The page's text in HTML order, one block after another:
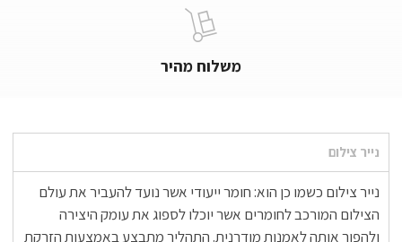
משלוח מהיר
נייר צילום
נייר צילום כשמו כן הוא: חומר ייעודי אשר נועד להעביר את עולם
הצילום המורכב לחומרים אשר יוכלו לספוג את עומק היצירה
ולהפוך אותה לאמנות מודרנית. התהליך מתבצע באמצעות הזרקת